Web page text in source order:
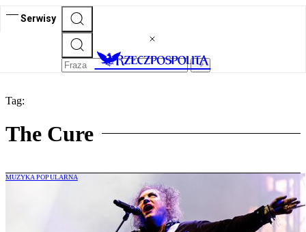
Serwisy
Tag:
The Cure
MUZYKA POPULARNA
4,7 miliona widzów Open’era w TVP, 230
tys. na miejscu. Larsson i The Cure